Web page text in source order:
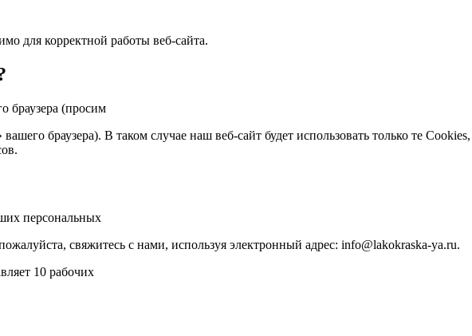
для корректной работы веб-сайта.
браузера (просим
браузера). В таком случае наш веб-сайт будет использовать только те
персональных
свяжитесь с нами, используя электронный адрес: info@lakokraska-ya.ru.
10 рабочих